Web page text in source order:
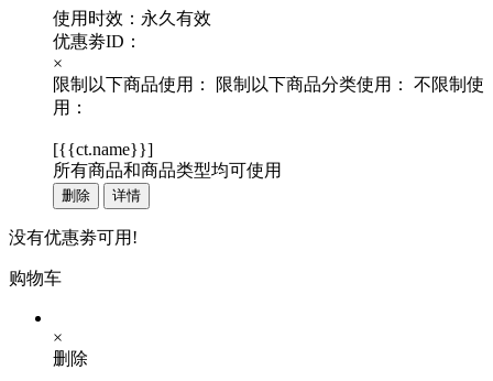
使用时效：永久有效
优惠劵ID：
×
限制以下商品使用：
限制以下商品分类使用：
不限制使
用：
[{{ct.name}}]
所有商品和商品类型均可使用
删除 详情
没有优惠劵可用!
购物车
×
删除